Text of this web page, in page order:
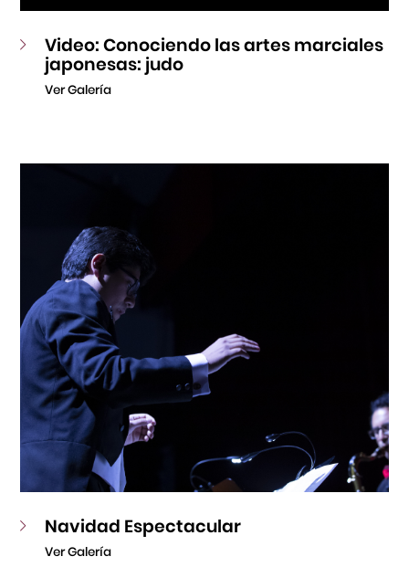
Video: Conociendo las artes marciales
japonesas: judo
Ver Galería
Navidad Espectacular
Ver Galería